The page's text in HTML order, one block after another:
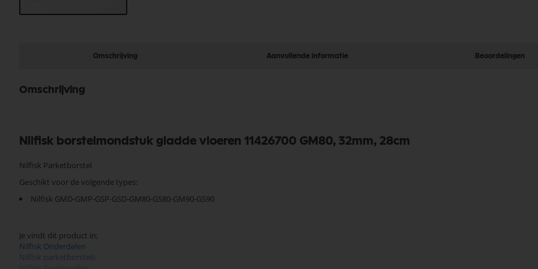
afbeeldingen-
gallerij
Omschrijving Aanvullende informatie Beoordelingen
Omschrijving
Nilfisk borstelmondstuk gladde vloeren 11426700 GM80, 32mm, 28cm
Nilfisk Parketborstel
Geschikt voor de volgende types:
Nilfisk GMD-GMP-GSP-GSD-GM80-GS80-GM90-GS90
Je vindt dit product in;
Nilfisk Onderdelen
Nilfisk parketborstels